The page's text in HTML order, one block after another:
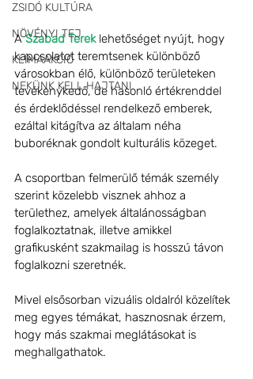
ZSIDÓ KULTÚRA
NÖVÉNYI TEJ
KLÍMAAKCIÓ
NEKÜNK KELL HAJTANI
A Szabad Terek lehetőséget nyújt, hogy
kapcsolatot teremtsenek különböző
városokban élő, különböző területeken
tevékenykedő, de hasonló értékrenddel
és érdeklődéssel rendelkező emberek,
ezáltal kitágítva az általam néha
buboréknak gondolt kulturális közeget.
A csoportban felmerülő témák személy
szerint közelebb visznek ahhoz a
területhez, amelyek általánosságban
foglalkoztatnak, illetve amikkel
grafikusként szakmailag is hosszú távon
foglalkozni szeretnék.
Mivel elsősorban vizuális oldalról közelítek
meg egyes témákat, hasznosnak érzem,
hogy más szakmai meglátásokat is
meghallgathatok.